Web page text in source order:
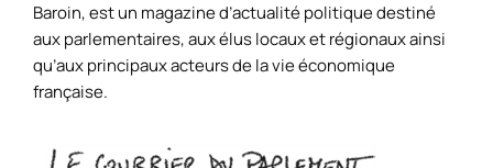
Baroin, est un magazine d’actualité politique destiné
aux parlementaires, aux élus locaux et régionaux ainsi
qu’aux principaux acteurs de la vie économique
française.